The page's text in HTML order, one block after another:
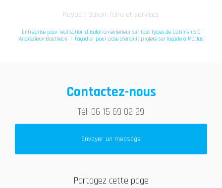
Kayaci : Savoir-faire et services
Entreprise pour réalisation d'isolation exterieur sur tout types de batiments à
Andrézieux-Bouthéon | Façadier pour pose d'enduit projeté sur façade à Maclas
Contactez-nous
Tél. 06 15 69 02 29
Envoyer un message
Partagez cette page